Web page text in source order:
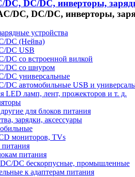
DC/DC, инверторы,
устройства
DC (Нейва)
DC USB
DC со встроенной вилкой
DC со шнуром
DC универсальные
DC автомобильные USB и
LED ламп, лент, прожекторов и т. д.
для блоков питания
зарядки, аксессуары
мониторов, TVs
питания
питания
DC/DC бескорпусные, промышленные
к адаптерам питания